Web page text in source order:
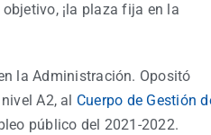
¡la plaza fija en la
la Administración. Opositó
A2, al Cuerpo de Gestión
público del 2021-2022.